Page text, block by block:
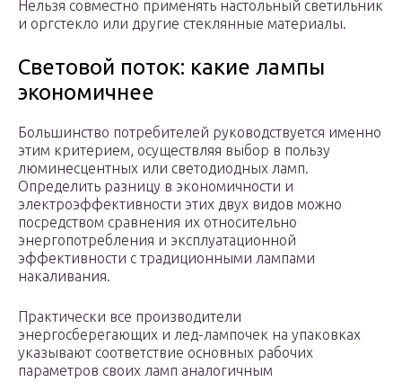
Нельзя совместно применять настольный светильник
и оргстекло или другие стеклянные материалы.
Световой поток: какие лампы
экономичнее
Большинство потребителей руководствуется именно
этим критерием, осуществляя выбор в пользу
люминесцентных или светодиодных ламп.
Определить разницу в экономичности и
электроэффективности этих двух видов можно
посредством сравнения их относительно
энергопотребления и эксплуатационной
эффективности с традиционными лампами
накаливания.
Практически все производители
энергосберегающих и лед-лампочек на упаковках
указывают соответствие основных рабочих
параметров своих ламп аналогичным